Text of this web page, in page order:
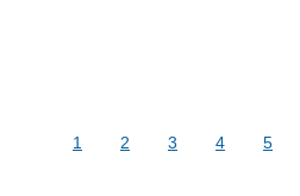
1 2 3 4 5